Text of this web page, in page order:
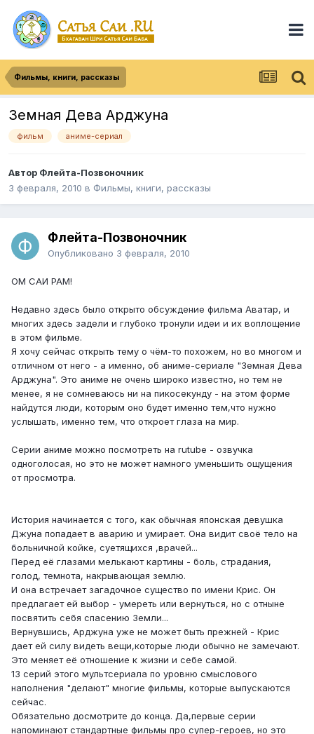
Фильмы, книги, рассказы
Земная Дева Арджуна
фильм аниме-сериал
Автор Флейта-Позвоночник
3 февраля, 2010 в Фильмы, книги, рассказы
Флейта-Позвоночник
Опубликовано 3 февраля, 2010
ОМ САИ РАМ!
Недавно здесь было открыто обсуждение фильма Аватар, и
многих здесь задели и глубоко тронули идеи и их воплощение
в этом фильме.
Я хочу сейчас открыть тему о чём-то похожем, но во многом и
отличном от него - а именно, об аниме-сериале "Земная Дева
Арджуна". Это аниме не очень широко известно, но тем не
менее, я не сомневаюсь ни на пикосекунду - на этом форме
найдутся люди, которым оно будет именно тем,что нужно
услышать, именно тем, что откроет глаза на мир.
Серии аниме можно посмотреть на rutube - озвучка
одноголосая, но это не может намного уменьшить ощущения
от просмотра.
История начинается с того, как обычная японская девушка
Джуна попадает в аварию и умирает. Она видит своё тело на
больничной койке, суетящихся ,врачей...
Перед её глазами мелькают картины - боль, страдания,
голод, темнота, накрывающая землю.
И она встречает загадочное существо по имени Крис. Он
предлагает ей выбор - умереть или вернуться, но с отныне
посвятить себя спасению Земли...
Вернувшись, Арджуна уже не может быть прежней - Крис
дает ей силу видеть вещи,которые люди обычно не замечают.
Это меняет её отношение к жизни и себе самой.
13 серий этого мультсериала по уровню смыслового
наполнения "делают" многие фильмы, которые выпускаются
сейчас.
Обязательно досмотрите до конца. Да,первые серии
напоминают стандартные фильмы про супер-героев, но это